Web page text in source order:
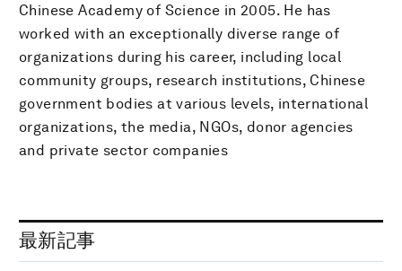
Chinese Academy of Science in 2005. He has
worked with an exceptionally diverse range of
organizations during his career, including local
community groups, research institutions, Chinese
government bodies at various levels, international
organizations, the media, NGOs, donor agencies
and private sector companies
最新記事